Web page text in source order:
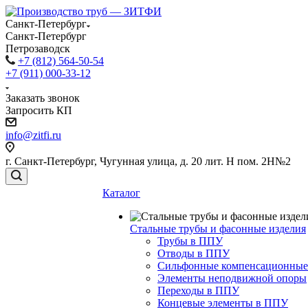
Санкт-Петербург
Санкт-Петербург
Петрозаводск
+7 (812) 564-50-54
+7 (911) 000-33-12
Заказать звонок
Запросить КП
info@zitfi.ru
г. Санкт-Петербург, Чугунная улица, д. 20 лит. Н пом. 2Н№2
Каталог
Стальные трубы и фасонные изделия
Трубы в ППУ
Отводы в ППУ
Сильфонные
Элементы неподвижной опоры
Переходы в ППУ
Концевые элементы в ППУ